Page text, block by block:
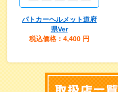
パトカーヘルメット道府
県Ver
税込価格：4,400 円